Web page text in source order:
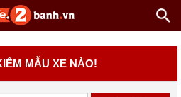
MẪU XE NÀO!